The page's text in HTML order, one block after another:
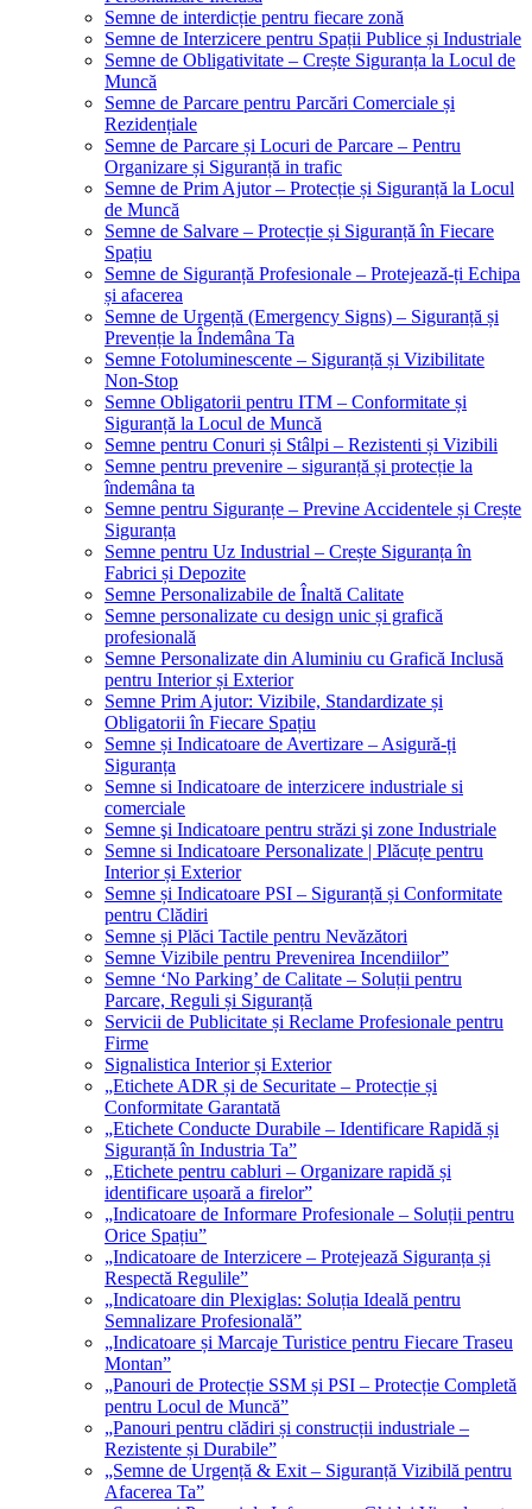
Semne de interdicție pentru fiecare zonă
Semne de Interzicere pentru Spații Publice și Industriale
Semne de Obligativitate – Crește Siguranța la Locul de
Muncă
Semne de Parcare pentru Parcări Comerciale și
Rezidențiale
Semne de Parcare și Locuri de Parcare – Pentru
Organizare și Siguranță in trafic
Semne de Prim Ajutor – Protecție și Siguranță la Locul
de Muncă
Semne de Salvare – Protecție și Siguranță în Fiecare
Spațiu
Semne de Siguranță Profesionale – Protejează-ți Echipa
și afacerea
Semne de Urgență (Emergency Signs) – Siguranță și
Prevenție la Îndemâna Ta
Semne Fotoluminescente – Siguranță și Vizibilitate
Non-Stop
Semne Obligatorii pentru ITM – Conformitate și
Siguranță la Locul de Muncă
Semne pentru Conuri și Stâlpi – Rezistenti și Vizibili
Semne pentru prevenire – siguranță și protecție la
îndemâna ta
Semne pentru Siguranțe – Previne Accidentele și Crește
Siguranța
Semne pentru Uz Industrial – Crește Siguranța în
Fabrici și Depozite
Semne Personalizabile de Înaltă Calitate
Semne personalizate cu design unic și grafică
profesională
Semne Personalizate din Aluminiu cu Grafică Inclusă
pentru Interior și Exterior
Semne Prim Ajutor: Vizibile, Standardizate și
Obligatorii în Fiecare Spațiu
Semne și Indicatoare de Avertizare – Asigură-ți
Siguranța
Semne si Indicatoare de interzicere industriale si
comerciale
Semne şi Indicatoare pentru străzi şi zone Industriale
Semne si Indicatoare Personalizate | Plăcuțe pentru
Interior și Exterior
Semne și Indicatoare PSI – Siguranță și Conformitate
pentru Clădiri
Semne și Plăci Tactile pentru Nevăzători
Semne Vizibile pentru Prevenirea Incendiilor”
Semne ‘No Parking’ de Calitate – Soluții pentru
Parcare, Reguli și Siguranță
Servicii de Publicitate și Reclame Profesionale pentru
Firme
Signalistica Interior și Exterior
„Etichete ADR și de Securitate – Protecție și
Conformitate Garantată
„Etichete Conducte Durabile – Identificare Rapidă și
Siguranță în Industria Ta”
„Etichete pentru cabluri – Organizare rapidă și
identificare ușoară a firelor”
„Indicatoare de Informare Profesionale – Soluții pentru
Orice Spațiu”
„Indicatoare de Interzicere – Protejează Siguranța și
Respectă Regulile”
„Indicatoare din Plexiglas: Soluția Ideală pentru
Semnalizare Profesională”
„Indicatoare și Marcaje Turistice pentru Fiecare Traseu
Montan”
„Panouri de Protecție SSM și PSI – Protecție Completă
pentru Locul de Muncă”
„Panouri pentru clădiri și construcții industriale –
Rezistente și Durabile”
„Semne de Urgență & Exit – Siguranță Vizibilă pentru
Afacerea Ta”